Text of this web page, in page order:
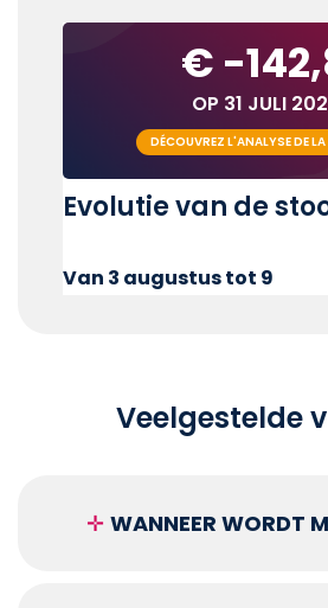
€ -
OP 31 JULI
DÉCOUVREZ L'ANALYSE DE
Evolutie van de
Van 3 augustus tot 9
Veelgestelde
✛ WANNEER WORDT